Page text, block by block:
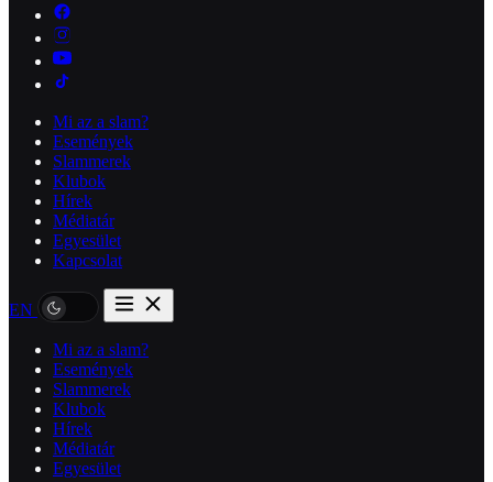
Mi az a slam?
Események
Slammerek
Klubok
Hírek
Médiatár
Egyesület
Kapcsolat
EN
Mi az a slam?
Események
Slammerek
Klubok
Hírek
Médiatár
Egyesület